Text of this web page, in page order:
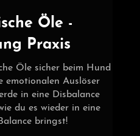
Öle -
Praxis
Öle sicher beim Hund
emotionalen Auslöser
in eine Disbalance
du es wieder in eine
bringst!